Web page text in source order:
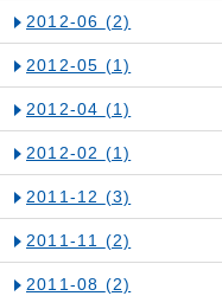
2012-06 (2)
2012-05 (1)
2012-04 (1)
2012-02 (1)
2011-12 (3)
2011-11 (2)
2011-08 (2)